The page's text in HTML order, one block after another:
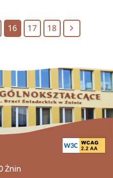
16 17 18
Następna
strona
Żnin